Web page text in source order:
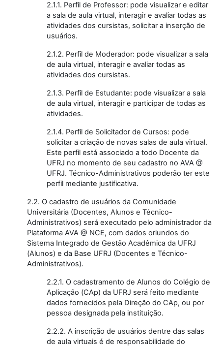
2.1.1. Perfil de Professor: pode visualizar e editar
a sala de aula virtual, interagir e avaliar todas as
atividades dos cursistas, solicitar a inserção de
usuários.
2.1.2. Perfil de Moderador: pode visualizar a sala
de aula virtual, interagir e avaliar todas as
atividades dos cursistas.
2.1.3. Perfil de Estudante: pode visualizar a sala
de aula virtual, interagir e participar de todas as
atividades.
2.1.4. Perfil de Solicitador de Cursos: pode
solicitar a criação de novas salas de aula virtual.
Este perfil está associado a todo Docente da
UFRJ no momento de seu cadastro no AVA @
UFRJ. Técnico-Administrativos poderão ter este
perfil mediante justificativa.
2.2. O cadastro de usuários da Comunidade
Universitária (Docentes, Alunos e Técnico-
Administrativos) será executado pelo administrador da
Plataforma AVA @ NCE, com dados oriundos do
Sistema Integrado de Gestão Acadêmica da UFRJ
(Alunos) e da Base UFRJ (Docentes e Técnico-
Administrativos).
2.2.1. O cadastramento de Alunos do Colégio de
Aplicação (CAp) da UFRJ será feito mediante
dados fornecidos pela Direção do CAp, ou por
pessoa designada pela instituição.
2.2.2. A inscrição de usuários dentre das salas
de aula virtuais é de responsabilidade do